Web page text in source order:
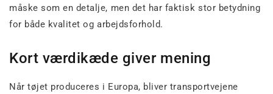
måske som en detalje, men det har faktisk stor betydning
for både kvalitet og arbejdsforhold.
Kort værdikæde giver mening
Når tøjet produceres i Europa, bliver transportvejene